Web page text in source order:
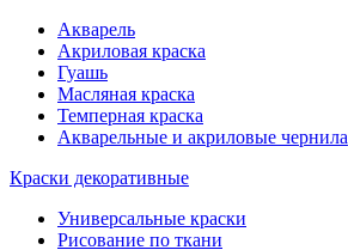
Акварель
Акриловая краска
Гуашь
Масляная краска
Темперная краска
Акварельные и акриловые чернила
Краски декоративные
Универсальные краски
Рисование по ткани